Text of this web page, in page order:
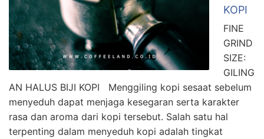
KOPI
FINE
GRIND
SIZE:
GILING
AN HALUS BIJI KOPI Menggiling kopi sesaat sebelum
menyeduh dapat menjaga kesegaran serta karakter
rasa dan aroma dari kopi tersebut. Salah satu hal
terpenting dalam menyeduh kopi adalah tingkat